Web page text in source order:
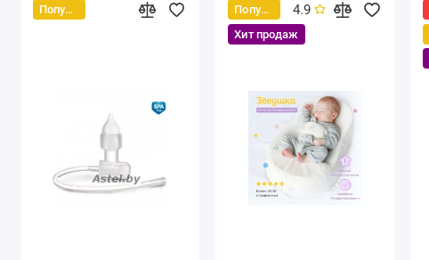
Популярный
Популярный
Хит продаж
4.9